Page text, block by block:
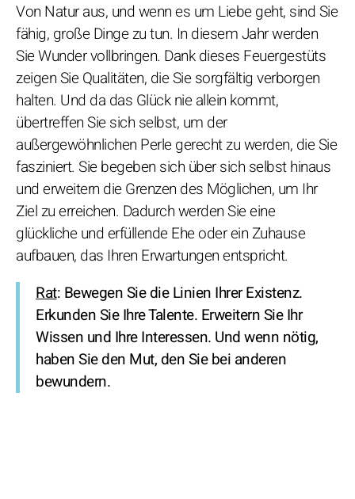
Von Natur aus, und wenn es um Liebe geht, sind Sie
fähig, große Dinge zu tun. In diesem Jahr werden
Sie Wunder vollbringen. Dank dieses Feuergestüts
zeigen Sie Qualitäten, die Sie sorgfältig verborgen
halten. Und da das Glück nie allein kommt,
übertreffen Sie sich selbst, um der
außergewöhnlichen Perle gerecht zu werden, die Sie
fasziniert. Sie begeben sich über sich selbst hinaus
und erweitern die Grenzen des Möglichen, um Ihr
Ziel zu erreichen. Dadurch werden Sie eine
glückliche und erfüllende Ehe oder ein Zuhause
aufbauen, das Ihren Erwartungen entspricht.
Rat: Bewegen Sie die Linien Ihrer Existenz.
Erkunden Sie Ihre Talente. Erweitern Sie Ihr
Wissen und Ihre Interessen. Und wenn nötig,
haben Sie den Mut, den Sie bei anderen
bewundern.